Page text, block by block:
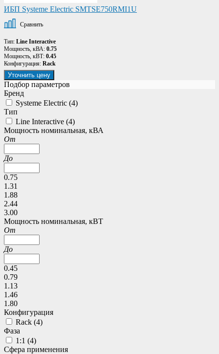
ИБП Systeme Electric SMTSE750RMI1U
Сравнить
Тип: Line Interactive
Мощность, кВА: 0.75
Мощность, кВТ: 0.45
Конфигурация: Rack
Уточнить цену
Подбор параметров
Бренд
Systeme Electric (4)
Тип
Line Interactive (4)
Мощность номинальная, кВА
От
До
0.75
1.31
1.88
2.44
3.00
Мощность номинальная, кВТ
От
До
0.45
0.79
1.13
1.46
1.80
Конфигурация
Rack (4)
Фаза
1:1 (4)
Сфера применения